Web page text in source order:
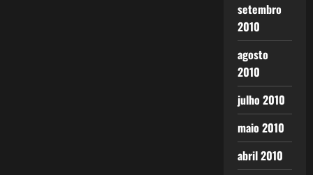
setembro
2010
agosto
2010
julho 2010
maio 2010
abril 2010